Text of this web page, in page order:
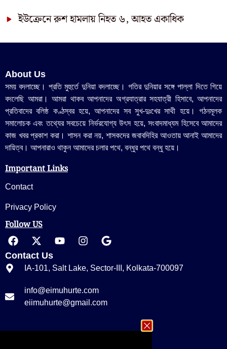
ইউক্রেনে রুশ হামলায় নিহত ৬, আহত একাধিক
About Us
সময় বদলাচ্ছে। প্রতি মুহুর্তে দুনিয়া বদলাচ্ছে। গতির দুনিয়ার সঙ্গে পাল্লা দিতে গিয়ে
বদলেছি আমরা। আমরা থাকব আপনাদের অগ্রযাত্রার সহযাত্রী হিসাবে, আপনাদের
প্রতিবাদের বলিষ্ঠ কণ্ঠস্বর হয়ে, আপনাদের সব সুখ-দুঃখের সাথী হয়ে। গঠনমূলক
সমালোচক এবং তথ্যের সবচেয়ে নির্ভরযোগ্য উ‍ৎস হয়ে, সংবাদমাধ্যম হিসেবে আমাদের
কাজ খবর প্রকাশ করা। শাসন করা নয়, শাসকদের জবাবদিহির আওতায় আনাই আমাদের
দায়িত্ব। আপনারাও থাকুন আমাদের চলার পথে, বন্ধুর পথে বন্ধু হয়ে।
Important Links
Contact
Privacy Policy
Follow US
Contact Us
IA-101, Salt Lake, Sector-III, Kolkata-700097
info@eimuhurte.com
eiimuhurte@gmail.com